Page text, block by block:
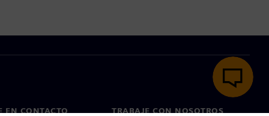
EN CONTACTO TRABAJE CON NOSOTROS